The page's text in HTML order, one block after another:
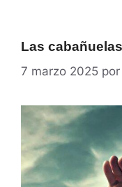
Las
7 marzo 2025 por